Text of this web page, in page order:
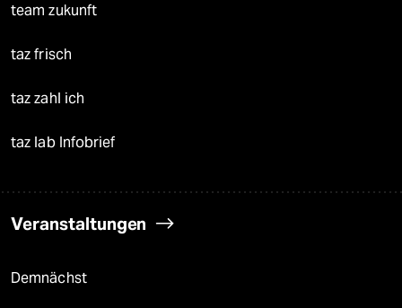
team zukunft
taz frisch
taz zahl ich
taz lab Infobrief
Veranstaltungen
Demnächst